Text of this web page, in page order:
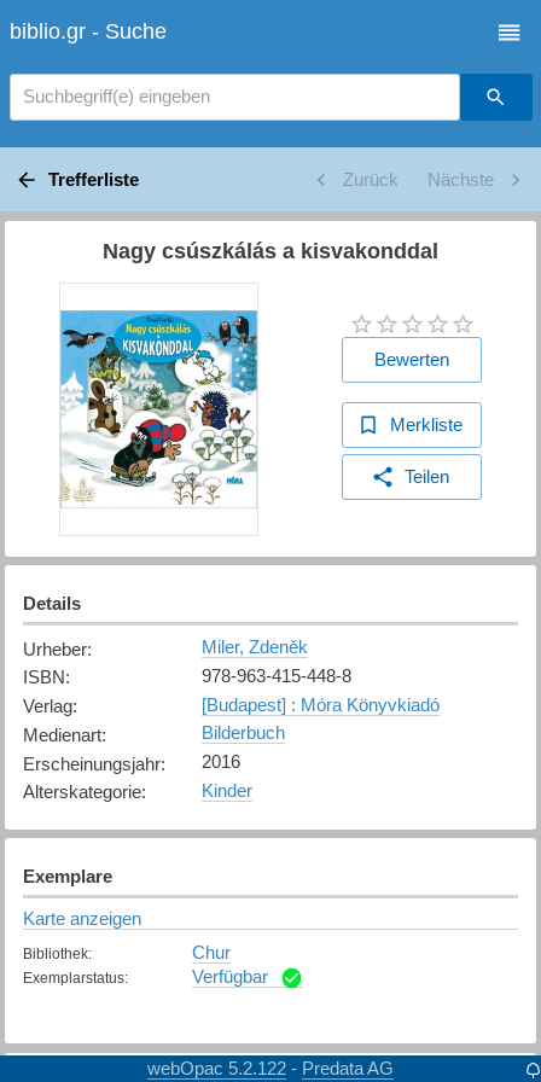
biblio.gr - Suche
Suchbegriff(e) eingeben
Trefferliste Zurück Nächste
Nagy csúszkálás a kisvakonddal
Bewerten
Merkliste
Teilen
Details
Urheber:
Miler, Zdeněk
ISBN:
978-963-415-448-8
Verlag:
[Budapest] : Móra Könyvkiadó
Medienart:
Bilderbuch
Erscheinungsjahr:
2016
Alterskategorie: Kinder
Exemplare
Karte anzeigen
Bibliothek: Chur
Exemplarstatus: Verfügbar
webOpac 5.2.122 - Predata AG